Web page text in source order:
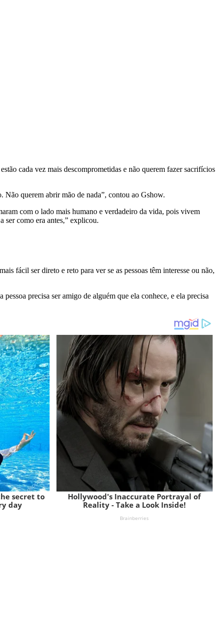
cada vez mais descomprometidas e não querem fazer sacrifícios
Não querem abrir mão de nada”, contou ao Gshow.
com o lado mais humano e verdadeiro da vida, pois vivem
ser como era antes,” explicou.
fácil ser direto e reto para ver se as pessoas têm interesse ou não,
precisa ser amigo de alguém que ela conhece, e ela precisa